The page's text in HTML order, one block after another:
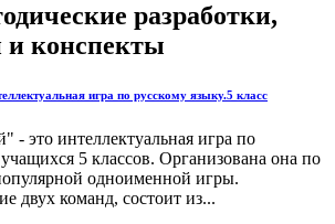
разработки,
и конспекты
игра по русскому языку.5 класс
- это интеллектуальная игра по
5 классов. Организована она по
одноименной игры.
двух команд, состоит из...